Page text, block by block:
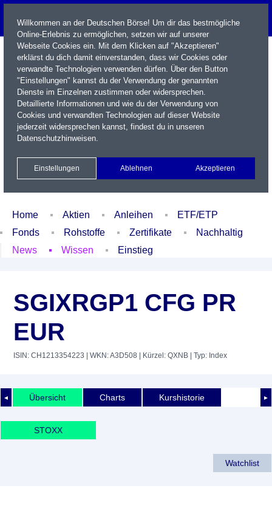
Name / WKN / ISIN / Kürzel
Xetra Realtime
Watchlist Portfolio Login
Home Aktien Anleihen
ETF/ETP
Fonds
Rohstoffe Zertifikate
Nachhaltig
News
Wissen Einstieg
SGIXRGP1 CFG PR
EUR
ISIN: CH1213354223 | WKN: A3D508 | Kürzel: QXNB | Typ: Index
◄ ►
Übersicht Charts Kurshistorie
STOXX
Watchlist
Willkommen an der Deutschen Börse! Um dir das bestmögliche
Online-Erlebnis zu ermöglichen, setzen wir auf unserer
Webseite Cookies ein. Mit dem Klicken auf "Akzeptieren"
erklärst du dich damit einverstanden, dass wir Cookies oder
verwandte Technologien verwenden dürfen. Über den Button
"Einstellungen" kannst du der Verwendung der genannten
Dienste im Einzelnen zustimmen oder widersprechen.
Detaillierte Informationen und wie du der Verwendung von
Cookies und verwandten Technologien auf dieser Website
jederzeit widersprechen kannst, findest du in unseren
Datenschutzhinweisen.
Einstellungen Ablehnen Akzeptieren